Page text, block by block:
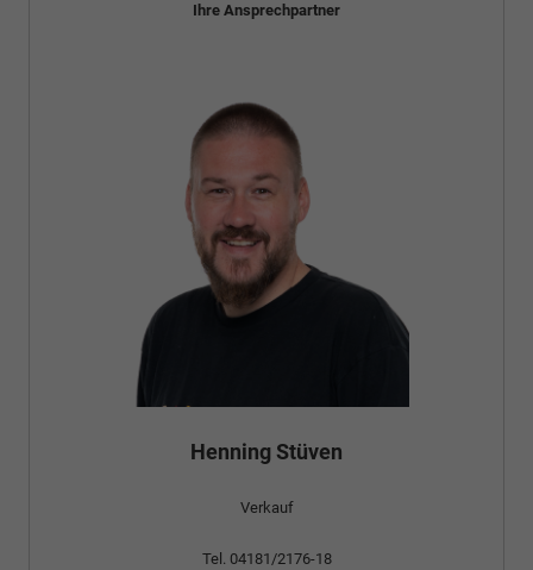
Ihre Ansprechpartner
Henning Stüven
Verkauf
Tel. 04181/2176-18